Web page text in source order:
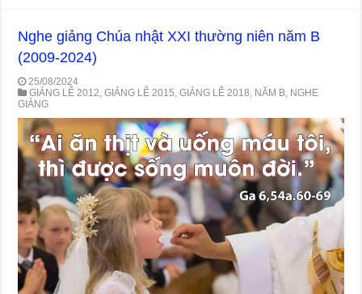
Nghe giảng Chúa nhật XXI thường niên năm B
(2009-2024)
25/08/2024
GIẢNG LỄ 2012,GIẢNG LỄ 2015,GIẢNG LỄ 2018, NĂM B, NGHE
GIẢNG